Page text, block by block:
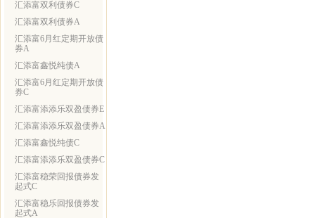
汇添富双利债券C
汇添富双利债券A
汇添富6月红定期开放债
券A
汇添富鑫悦纯债A
汇添富6月红定期开放债
券C
汇添富添添乐双盈债券E
汇添富添添乐双盈债券A
汇添富鑫悦纯债C
汇添富添添乐双盈债券C
汇添富稳荣回报债券发
起式C
汇添富稳乐回报债券发
起式A